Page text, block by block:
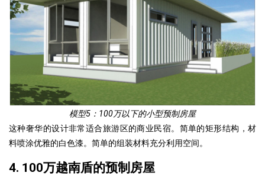
模型5：100万以下的小型预制房屋
这种奢华的设计非常适合旅游区的商业民宿。简单的矩形结构，材
料喷涂优雅的白色漆。简单的组装材料充分利用空间。
4. 100万越南盾的预制房屋